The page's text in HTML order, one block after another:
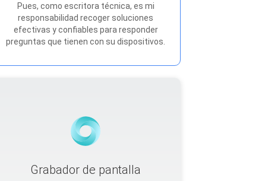
Pues, como escritora técnica, es mi
responsabilidad recoger soluciones
efectivas y confiables para responder
preguntas que tienen con su dispositivos.
Grabador de pantalla